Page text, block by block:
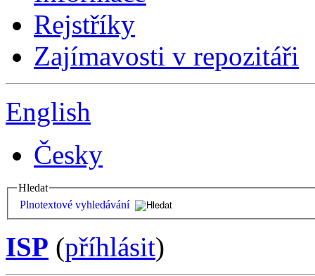
Rejstříky
Zajímavosti v repozitáři
English
Česky
Hledat
Plnotextové vyhledávání
ISP (příhlásit)